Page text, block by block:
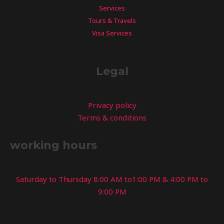
Services
Tours & Travels
Visa Services
Legal
Privacy policy
Terms & conditions
working hours
Saturday to Thursday 8:00 AM to1:00 PM & 4:00 PM to
9:00 PM